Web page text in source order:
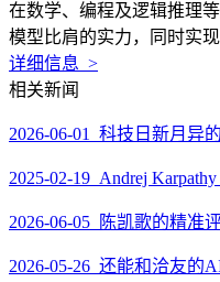
在数学、编程及逻辑推理
模型比肩的实力，同时实
详细信息 >
相关新闻
2026-06-01 科技日新月异
2025-02-19 Andrej
2026-06-05 陈凯歌的精准
2026-05-26 还能和洽友的